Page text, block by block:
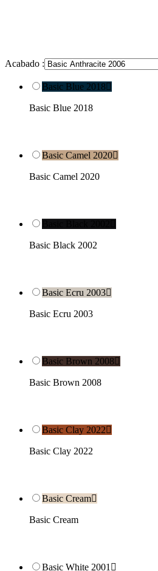
Acabado :
Basic Blue 2018
Basic Blue 2018
Basic Camel 2020
Basic Camel 2020
Basic Black 2002
Basic Ecru 2003
Basic Ecru 2003
Basic Brown 2008
Basic Brown 2008
Basic Clay 2022
Basic Clay 2022
Basic Cream
Basic Cream
Basic White 2001 